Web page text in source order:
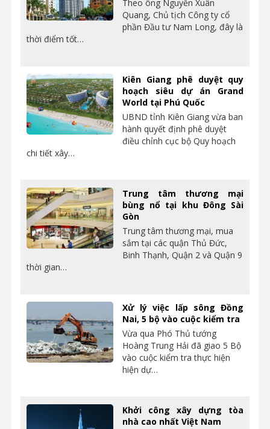
Theo ông Nguyễn Xuân
Quang, Chủ tịch Công ty cổ
phần Đầu tư Nam Long, đây là
thời điểm tốt…
Kiên Giang phê duyệt quy
hoạch siêu dự án Grand
World tại Phú Quốc
UBND tỉnh Kiên Giang vừa ban
hành quyết định phê duyệt
điều chỉnh cục bộ Quy hoạch
chi tiết xây…
Trung tâm thương mại
bùng nổ tại khu Đông Sài
Gòn
Trung tâm thương mại, mua
sắm tại các quận Thủ Đức,
Binh Thạnh, Quận 2 và Quận 9
thời gian…
Xử lý việc lấp sông Đồng
Nai, 5 bộ vào cuộc kiểm tra
Vừa qua Phó Thủ tướng
Hoàng Trung Hải đã giao 5 Bộ
vào cuộc kiểm tra thực hiện
hiện dự…
Khởi công xây dựng tòa
nhà cao nhất Việt Nam